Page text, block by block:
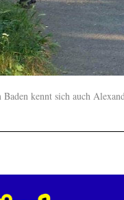
kennt sich auch